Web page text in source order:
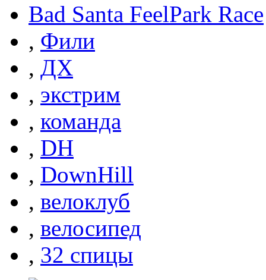
Bad Santa FeelPark Race
, Фили
, ДХ
, экстрим
, команда
, DH
, DownHill
, велоклуб
, велосипед
, 32 спицы